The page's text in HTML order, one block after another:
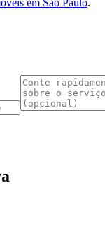
em São Paulo.